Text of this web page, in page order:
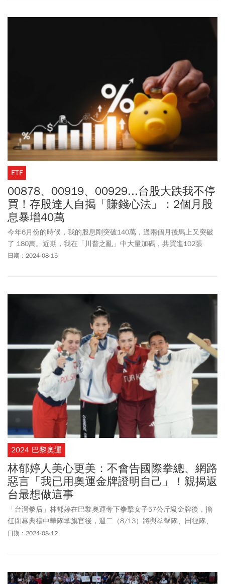
ETF
00878、00919、00929...台股大跌我不停
買！存股達人自揭「賺錢心法」：2個月股
息暴增40萬
今年6月份的時候，我的股息剛突破140萬，過兩個月後馬上又突破
了 180萬。近期，我在「川普之亂」中大量加碼，共買進102張
00919。如果以暴力算法，那就等於一年加薪28萬左右。再加上這
日期：2024-08-15
2024 巴黎奧運
林郁婷人美心更美：不會告國際拳總、網路
惡言「我已用奧運金牌證明自己」！親揭返
台最想做這事
「台灣拳后」林郁婷在巴黎奧運奪下拳擊女子57公斤級金牌後，擔
任閉幕典禮中華隊掌旗官後，週二（8/13）將與拳擊隊、田徑隊、
桌球隊一同返抵國門。對於是否要開告之前她被攻擊的性別問題，
息，享受一下勝利的果實，「也請大家繼續支持台灣的拳擊運
日期：2024-08-12